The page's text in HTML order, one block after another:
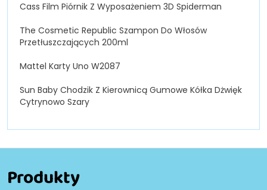
Cass Film Piórnik Z Wyposażeniem 3D Spiderman
The Cosmetic Republic Szampon Do Włosów
Przetłuszczających 200ml
Mattel Karty Uno W2087
Sun Baby Chodzik Z Kierownicą Gumowe Kółka Dżwięk
Cytrynowo Szary
Produkty